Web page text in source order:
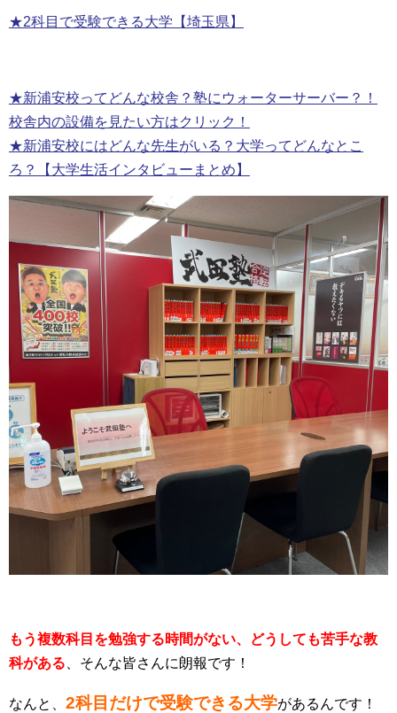
★2科目で受験できる大学【埼玉県】
★新浦安校ってどんな校舎？塾にウォーターサーバー？！
校舎内の設備を見たい方はクリック！
★新浦安校にはどんな先生がいる？大学ってどんなとこ
ろ？【大学生活インタビューまとめ】
もう複数科目を勉強する時間がない、どうしても苦手な教
科がある 、そんな皆さんに朗報です！
なんと、 2科目だけで受験できる大学があるんです！